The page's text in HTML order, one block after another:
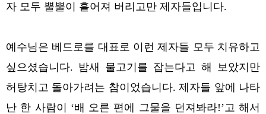
자 모두 뿔뿔이 흩어져 버리고만 제자들입니다.
예수님은 베드로를 대표로 이런 제자들 모두 치유하고
싶으셨습니다. 밤새 물고기를 잡는다고 해 보았지만
허탕치고 돌아가려는 참이었습니다. 제자들 앞에 나타
난 한 사람이 ‘배 오른 편에 그물을 던져봐라!’고 해서